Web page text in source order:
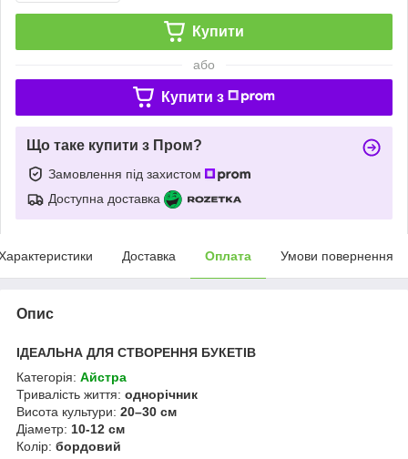
Купити
або
Купити з
Що таке купити з Пром?
Замовлення під захистом
Доступна доставка
Доставка Оплата Умови повернення
Опис
ІДЕАЛЬНА ДЛЯ СТВОРЕННЯ БУКЕТІВ
Категорія: Айстра
Тривалість життя: однорічник
Висота культури: 20–30 см
Діаметр: 10-12 см
Колір: бордовий